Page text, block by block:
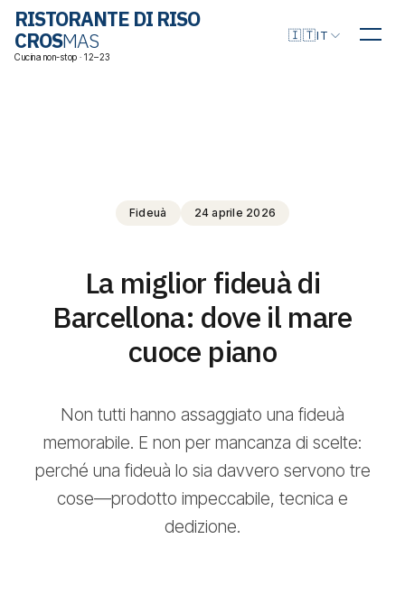
RISTORANTE DI RISO
CROSMAS
Cucina non-stop · 12–23
Scegli la lingua
🇮🇹IT
Fideuà 24 aprile 2026
La miglior fideuà di
Barcellona: dove il mare
cuoce piano
Non tutti hanno assaggiato una fideuà
memorabile. E non per mancanza di scelte:
perché una fideuà lo sia davvero servono tre
cose—prodotto impeccabile, tecnica e
dedizione.